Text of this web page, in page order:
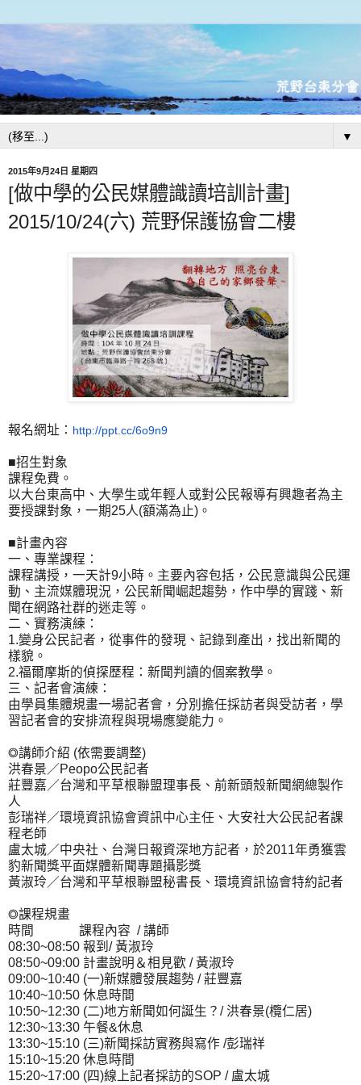
▼
2015年9月24日 星期四
[做中學的公民媒體識讀培訓計畫]
2015/10/24(六) 荒野保護協會二樓
報名網址： http://ppt.cc/6o9n9
■招生對象
課程免費。
以大台東高中、大學生或年輕人或對公民報導有興趣者為主
要授課對象，一期25人(額滿為止)。
■計畫內容
一、專業課程：
課程講授，一天計9小時。主要內容包括，公民意識與公民運
動、主流媒體現況，公民新聞崛起趨勢，作中學的實踐、新
聞在網路社群的迷走等。
二、實務演練：
1.變身公民記者，從事件的發現、記錄到產出，找出新聞的
樣貌。
2.福爾摩斯的偵探歷程：新聞判讀的個案教學。
三、記者會演練：
由學員集體規畫一場記者會，分別擔任採訪者與受訪者，學
習記者會的安排流程與現場應變能力。
◎講師介紹 (依需要調整)
洪春景／Peopo公民記者
莊豐嘉／台灣和平草根聯盟理事長、前新頭殼新聞網總製作
人
彭瑞祥／環境資訊協會資訊中心主任、大安社大公民記者課
程老師
盧太城／中央社、台灣日報資深地方記者，於2011年勇獲雲
豹新聞獎平面媒體新聞專題攝影獎
黃淑玲／台灣和平草根聯盟秘書長、環境資訊協會特約記者
◎課程規畫
時間 課程內容 / 講師
08:30~08:50 報到/ 黃淑玲
08:50~09:00 計畫說明＆相見歡 / 黃淑玲
09:00~10:40 (一)新媒體發展趨勢 / 莊豐嘉
10:40~10:50 休息時間
10:50~12:30 (二)地方新聞如何誕生？/ 洪春景(欖仁居)
12:30~13:30 午餐&休息
13:30~15:10 (三)新聞採訪實務與寫作 /彭瑞祥
15:10~15:20 休息時間
15:20~17:00 (四)線上記者採訪的SOP / 盧太城